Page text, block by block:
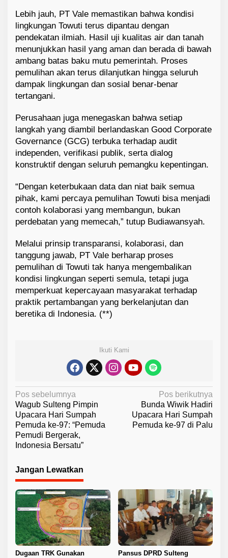
Lebih jauh, PT Vale memastikan bahwa kondisi
lingkungan Towuti terus dipantau dengan
pendekatan ilmiah. Hasil uji kualitas air dan tanah
menunjukkan hasil yang aman dan berada di bawah
ambang batas baku mutu pemerintah. Proses
pemulihan akan terus dilanjutkan hingga seluruh
dampak lingkungan dan sosial benar-benar
tertangani.
Perusahaan juga menegaskan bahwa setiap
langkah yang diambil berlandaskan Good Corporate
Governance (GCG) terbuka terhadap audit
independen, verifikasi publik, serta dialog
konstruktif dengan seluruh pemangku kepentingan.
“Dengan keterbukaan data dan niat baik semua
pihak, kami percaya pemulihan Towuti bisa menjadi
contoh kolaborasi yang membangun, bukan
perdebatan yang memecah,” tutup Budiawansyah.
Melalui prinsip transparansi, kolaborasi, dan
tanggung jawab, PT Vale berharap proses
pemulihan di Towuti tak hanya mengembalikan
kondisi lingkungan seperti semula, tetapi juga
memperkuat kepercayaan masyarakat terhadap
praktik pertambangan yang berkelanjutan dan
beretika di Indonesia. (**)
Ikuti Kami
N
a
v
i
a
s
i
p
o
s
Pos sebelumnya
Wagub Sulteng Pimpin
Upacara Hari Sumpah
Pemuda ke-97: “Pemuda
Pemudi Bergerak,
Indonesia Bersatu”
Pos berikutnya
Bunda Wiwik Hadiri
Upacara Hari Sumpah
Pemuda ke-97 di Palu
Jangan Lewatkan
Dugaan TRK Gunakan
Pansus DPRD Sulteng